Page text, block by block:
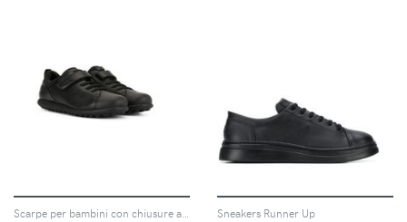
Sneakers Runner Up